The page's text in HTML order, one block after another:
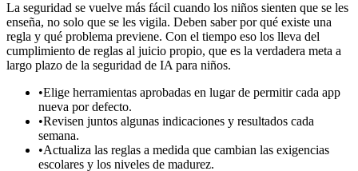
La seguridad se vuelve más fácil cuando los niños sienten que se les
enseña, no solo que se les vigila. Deben saber por qué existe una
regla y qué problema previene. Con el tiempo eso los lleva del
cumplimiento de reglas al juicio propio, que es la verdadera meta a
largo plazo de la seguridad de IA para niños.
•Elige herramientas aprobadas en lugar de permitir cada app
nueva por defecto.
•Revisen juntos algunas indicaciones y resultados cada
semana.
•Actualiza las reglas a medida que cambian las exigencias
escolares y los niveles de madurez.